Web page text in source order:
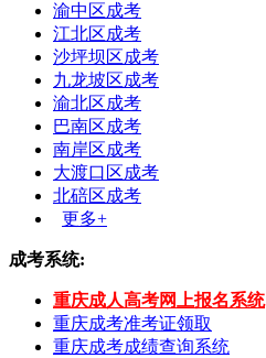
渝中区成考
江北区成考
沙坪坝区成考
九龙坡区成考
渝北区成考
巴南区成考
南岸区成考
大渡口区成考
北碚区成考
更多+
成考系统:
重庆成人高考网上报名系统
重庆成考准考证领取
重庆成考成绩查询系统